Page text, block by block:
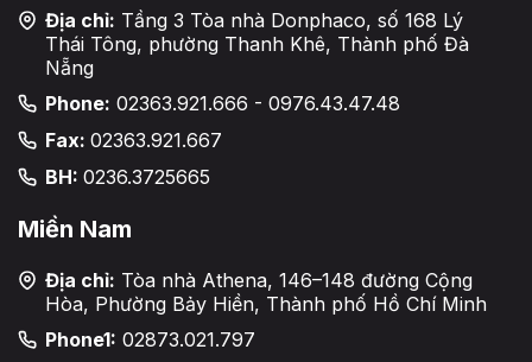
Địa chỉ: Tầng 3 Tòa nhà Donphaco, số 168 Lý
Thái Tông, phường Thanh Khê, Thành phố Đà
Nẵng
Phone: 02363.921.666 - 0976.43.47.48
Fax: 02363.921.667
BH: 0236.3725665
Miền Nam
Địa chỉ: Tòa nhà Athena, 146–148 đường Cộng
Hòa, Phường Bảy Hiền, Thành phố Hồ Chí Minh
Phone1: 02873.021.797